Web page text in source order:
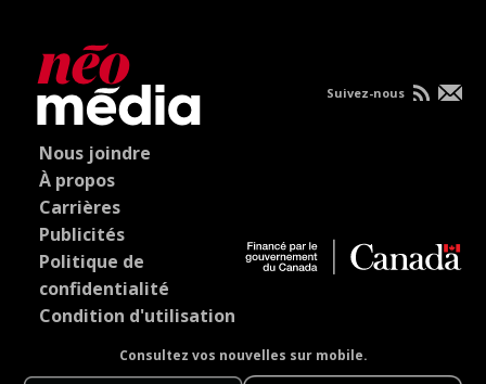
Nous joindre
À propos
Carrières
Publicités
Politique de
confidentialité
Condition d'utilisation
Consultez vos nouvelles sur mobile.
Suivez-nous